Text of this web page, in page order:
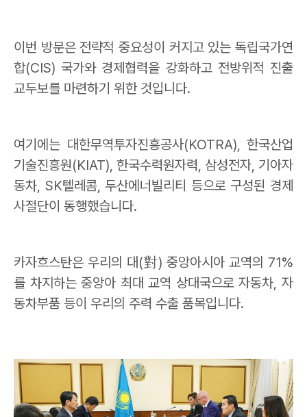
이번 방문은 전략적 중요성이 커지고 있는 독립국가연
합(CIS) 국가와 경제협력을 강화하고 전방위적 진출
교두보를 마련하기 위한 것입니다.
여기에는 대한무역투자진흥공사(KOTRA), 한국산업
기술진흥원(KIAT), 한국수력원자력, 삼성전자, 기아자
동차, SK텔레콤, 두산에너빌리티 등으로 구성된 경제
사절단이 동행했습니다.
카자흐스탄은 우리의 대 (對) 중앙아시아 교역의 71%
를 차지하는 중앙아 최대 교역 상대국으로 자동차, 자
동차부품 등이 우리의 주력 수출 품목입니다.